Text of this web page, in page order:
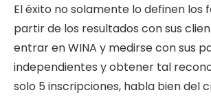
El éxito no solamente lo definen los
partir de los resultados con sus
entrar en WINA y medirse con sus
independientes y obtener tal
solo 5 inscripciones, habla bien del